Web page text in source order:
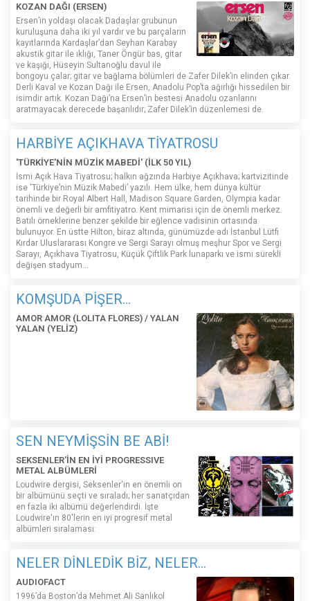
KOZAN DAĞI (ERSEN)
Ersen’in yoldaşı olacak Dadaşlar grubunun
kuruluşuna daha iki yıl vardır ve bu parçaların
kayıtlarında Kardaşlar’dan Seyhan Karabay
akustik gitar ile ıklığı, Taner Öngür bas, gitar
ve kaşığı, Hüseyin Sultanoğlu davul ile
bongoyu çalar; gitar ve bağlama bölümleri de Zafer Dilek’in elinden çıkar.
Derli Kaval ve Kozan Dağı ile Ersen, Anadolu Pop’ta ağırlığı hissedilen bir
isimdir artık. Kozan Dağı’na Ersen’in bestesi Anadolu ozanlarını
aratmayacak derecede başarılıdır; Zafer Dilek’in düzenlemesi de.
HARBİYE AÇIKHAVA TİYATROSU
'TÜRKİYE'NİN MÜZİK MABEDİ' (İLK 50 YIL)
İsmi Açık Hava Tiyatrosu; halkın ağzında Harbiye Açıkhava; kartvizitinde
ise ‘Türkiye’nin Müzik Mabedi’ yazılı. Hem ülke, hem dünya kültür
tarihinde bir Royal Albert Hall, Madison Square Garden, Olympia kadar
önemli ve değerli bir amfitiyatro. Kent mimarisi için de önemli merkez.
Batılı örneklerine benzer şekilde bir eğlence vadisinin ortasında
bulunuyor. En üstte Hilton, biraz altında, günümüzde adı İstanbul Lütfi
Kırdar Uluslararası Kongre ve Sergi Sarayı olmuş meşhur Spor ve Sergi
Sarayı, Açıkhava Tiyatrosu, Küçük Çiftlik Park lunaparkı ve ismi sürekli
değişen stadyum…
KOMŞUDA PİŞER...
AMOR AMOR (LOLITA FLORES) / YALAN
YALAN (YELİZ)
SEN NEYMİŞSİN BE ABİ!
SEKSENLER'İN EN İYİ PROGRESSIVE
METAL ALBÜMLERİ
Loudwire dergisi, Seksenler'in en önemli on
bir albümünü seçti ve sıraladı; her sanatçıdan
en fazla iki albümü değerlendirdi. İşte
Loudwire'ın 80'lerin en iyi progresif metal
albümleri sıralaması:
NELER DİNLEDİK BİZ, NELER...
AUDIOFACT
1996’da Boston’da Mehmet Ali Sanlıkol